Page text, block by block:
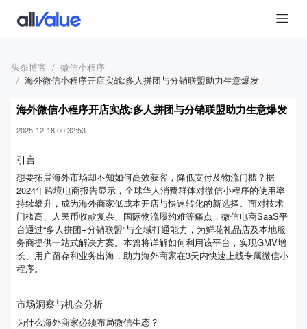
头条博客
微信小程序
海外微信小程序开店实战:多人拼团与分销联盟助力生意爆发
海外微信小程序开店实战:多人拼团与分销联盟助力生意爆发
2025-12-18 00:32:53
引言
想要拓展海外市场却不知如何高效获客，降低支付及物流门槛？据
2024年跨境电商报告显示，全球华人消费群体对微信小程序的使用率
持续攀升，成为海外商家低成本开店与快速转化的新选择。面对技术
门槛高、人民币收款复杂、国际物流履约难等痛点，微信电商SaaS平
台通过“多人拼团+分销联盟”与全域打通能力，为鲜花礼品店及本地服
务商提供一站式解决方案。本篇将详解如何利用该平台，实现GMV增
长、用户留存和业务出海，助力海外商家在3天内快速上线专属微信小
程序。
市场洞察与机会分析
为什么海外商家必须布局微信生态？